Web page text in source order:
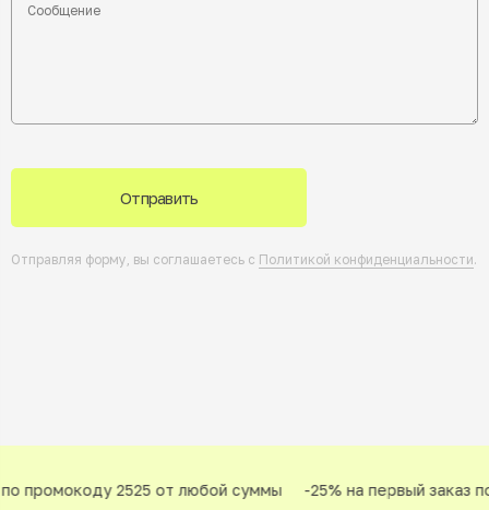
Отправить
Отправляя форму, вы соглашаетесь с Политикой конфиденциальности.
промокоду 2525 от любой суммы -25% на первый заказ